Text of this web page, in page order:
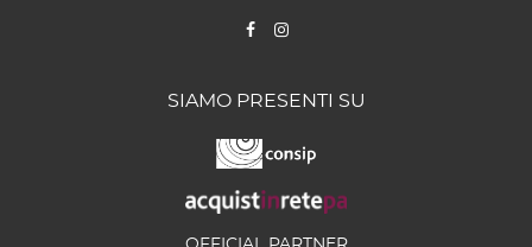
SIAMO PRESENTI SU